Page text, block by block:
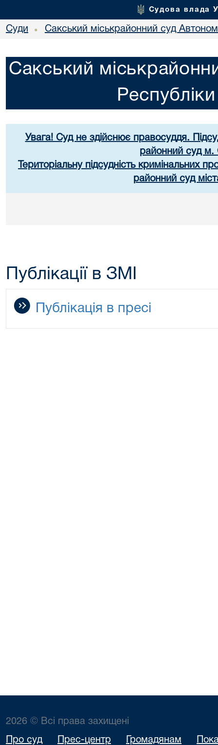
Судова влада
Суди • Сакський міськрайонний суд
Сакський
Увага! Суд не здійснює правосуддя.
районний суд м.
Територіальну підсудність кримінальних
районний суд
Публікації в ЗМІ
Публікація в пресі
2026 © Всі права захищені
Про суд Прес-центр Громадянам